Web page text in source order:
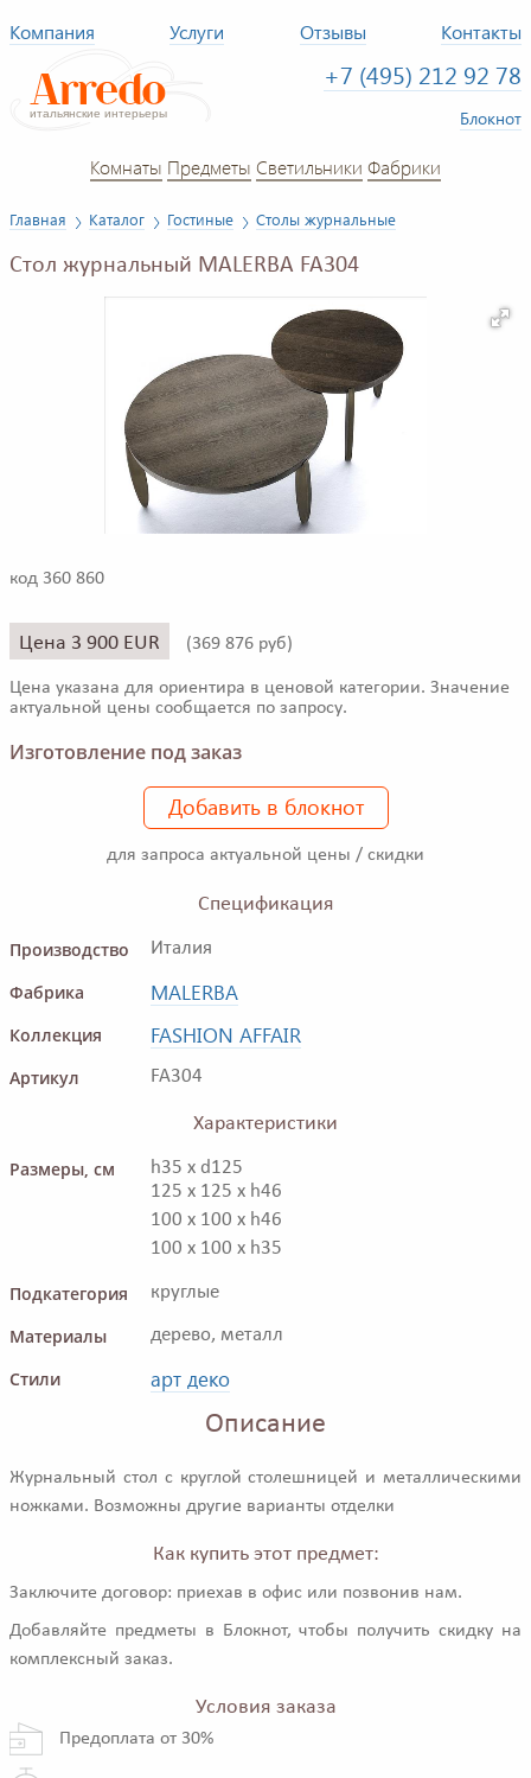
Компания Услуги Отзывы Контакты
+7 (495) 212 92 78
Блокнот
Комнаты Предметы Светильники Фабрики
Главная Каталог Гостиные Столы журнальные
Стол журнальный MALERBA FA304
код 360 860
Цена 3 900 EUR (369 876 руб)
Цена указана для ориентира в ценовой категории. Значение
актуальной цены сообщается по запросу.
Изготовление под заказ
Добавить в блокнот
для запроса актуальной цены / скидки
Спецификация
Производство
Италия
Фабрика MALERBA
Коллекция FASHION AFFAIR
Артикул FA304
Характеристики
Размеры, см
h35 x d125
125 x 125 x h46
100 x 100 x h46
100 x 100 x h35
Подкатегория круглые
Материалы дерево, металл
Стили арт деко
Описание
Журнальный стол с круглой столешницей и металлическими
ножками. Возможны другие варианты отделки
Как купить этот предмет:
Заключите договор: приехав в офис или позвонив нам.
Добавляйте предметы в Блокнот, чтобы получить скидку на
комплексный заказ.
Условия заказа
Предоплата от 30%